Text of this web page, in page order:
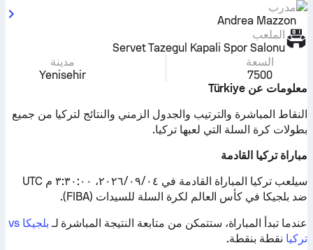
مدرب
Andrea Mazzon
الملعب
Servet Tazegul Kapali Spor Salonu
السعة
7500
مدينة
Yenisehir
معلومات عن Türkiye
النقاط المباشرة والترتيب والجدول الزمني والنتائج لتركيا من جميع
بطولات كرة السلة التي لعبها تركيا.
مباراة تركيا القادمة
سيلعب تركيا المباراة القادمة في ٠٤‏/٠٩‏/٢٠٢٦، ٣:٣٠:٠٠ م UTC
ضد بلجيكا في كأس العالم لكرة السلة للسيدات (FIBA).
عندما تبدأ المباراة، ستتمكن من متابعة النتيجة المباشرة لـ
بلجيكا vs
تركيا نقطة بنقطة.